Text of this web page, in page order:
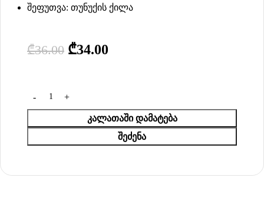
შეფუთვა: თუნუქის ქილა
₾36.00 ₾34.00
ᲙᲐᲚᲐᲗᲐᲨᲘ ᲓᲐᲛᲐᲢᲔᲑᲐ
ᲨᲔᲫᲔᲜᲐ